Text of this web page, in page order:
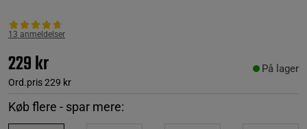
13 anmeldelser
229 kr
Ord.pris229 kr
På lager
Køb flere - spar mere: